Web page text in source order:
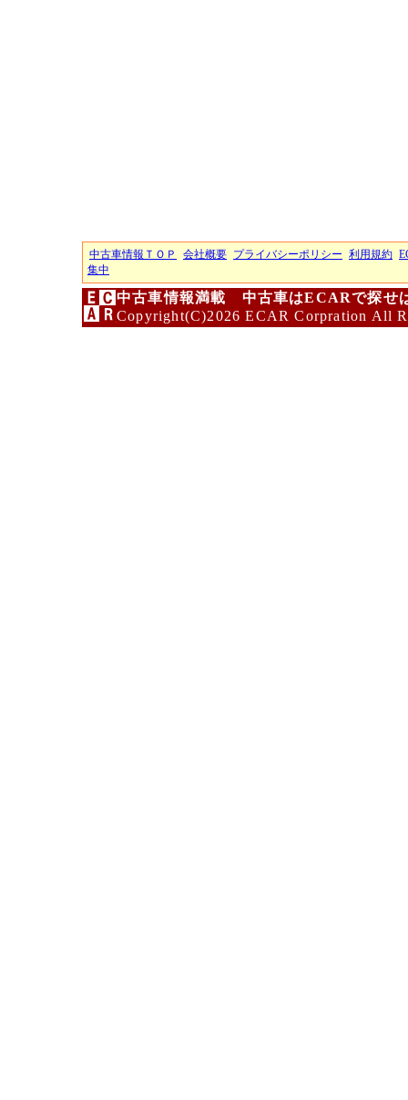
中古車情報ＴＯＰ 会社概要 プライバシーポリシー 利用規約
集中
中古車情報満載 中古車はECARで探せ
Copyright(C)2026 ECAR Corpration All